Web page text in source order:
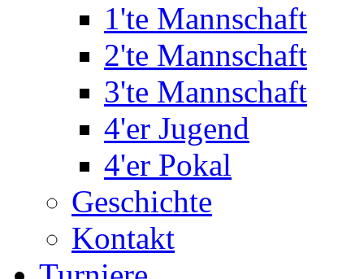
1'te Mannschaft
2'te Mannschaft
3'te Mannschaft
4'er Jugend
4'er Pokal
Geschichte
Kontakt